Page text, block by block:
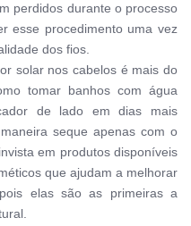
perdidos durante o processo
esse procedimento uma vez
dos fios.
solar nos cabelos é mais do
tomar banhos com água
de lado em dias mais
seque apenas com o
em produtos disponíveis
que ajudam a melhorar
elas são as primeiras a